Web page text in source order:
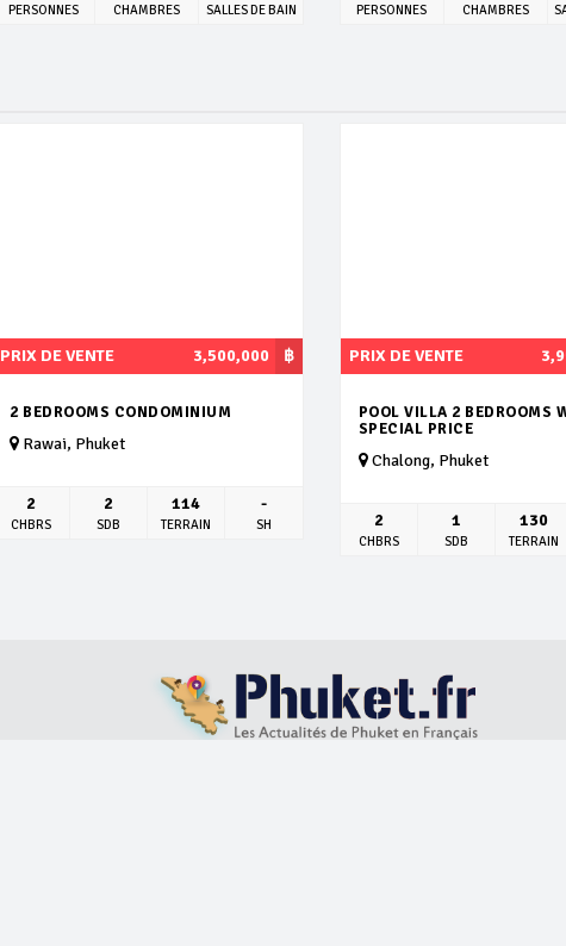
PERSONNES CHAMBRES SALLES DE BAIN PERSONNES CHAMBRES
฿
PRIX DE VENTE 3,500,000
2 BEDROOMS CONDOMINIUM
Rawai, Phuket
2
CHBRS
2
SDB
114
TERRAIN
-
SH
PRIX DE VENTE
POOL VILLA 2 BEDROOMS
SPECIAL PRICE
Chalong, Phuket
2
CHBRS
1
SDB
130
TERRAIN